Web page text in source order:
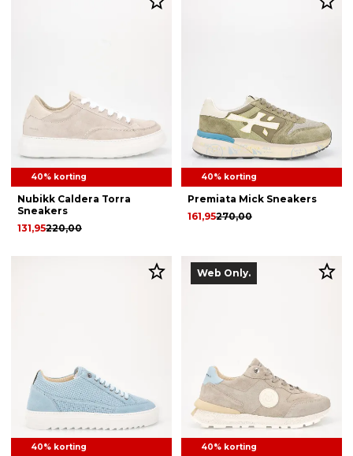
40% korting
Nubikk Caldera Torra
Sneakers
220,00
131,95
40% korting
Premiata Mick Sneakers
270,00
161,95
40% korting
Web Only.
40% korting